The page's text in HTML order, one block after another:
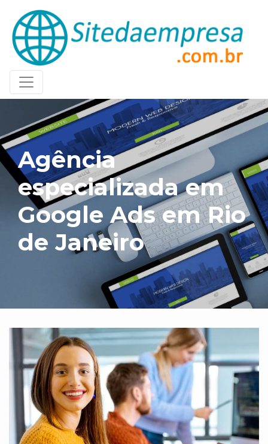
Agência
especializada em
Google Ads em Rio
de Janeiro